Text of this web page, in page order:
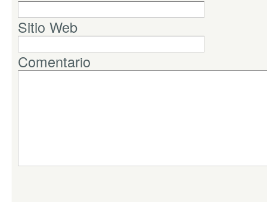
Sitio Web
Comentario